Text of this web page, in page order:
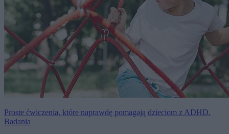
Proste ćwiczenia, które naprawdę pomagają dzieciom z ADHD.
Badania